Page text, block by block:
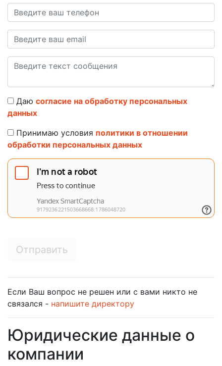
Даю согласие на обработку персональных
данных
Принимаю условия политики в отношении
обработки персональных данных
Отправить
Если Ваш вопрос не решен или с вами никто не
связался - напишите директору
Юридические данные о
компании